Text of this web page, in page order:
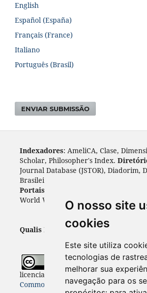
O nosso site
cookies
Este site utiliza
tecnologias de
melhorar sua
navegação para os
English
Español (España)
Français (France)
Italiano
Português (Brasil)
ENVIAR SUBMISSÃO
Indexadores: AmeliCA, Clase,
Scholar, Philosopher's Index.
Journal Database (JSTOR), Diadorim,
Brasileiro, DOAJ, Journal 4 free, ROAD,
Portais
World Wide Science.
: Cite
Qualis Periódicos - Capes: A1
Todo o conteúdo desta
licenciado sob aLicençaInternacional
Commons 4.0 (CC BY 4.0)